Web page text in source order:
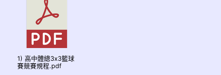
1) 高中體總3x3籃球
賽競賽規程.pdf